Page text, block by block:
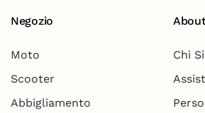
Negozio
Moto
Scooter
Abbigliamento
Chi